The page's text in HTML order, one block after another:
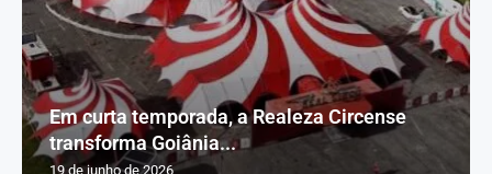
Em curta temporada, a Realeza Circense
transforma Goiânia...
19 de junho de 2026